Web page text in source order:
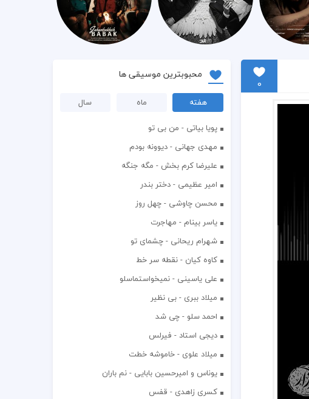
0
محبوبترین موسیقی ها
هفته ماه
سال
پویا بیاتی - من بی تو
مهدی جهانی - دیوونه بودم
علیرضا کرم بخش - مگه جنگه
امیر عظیمی - دختر بندر
محسن چاوشی - چهل روز
یاسر بینام - مهاجرت
شهرام ریحانی - چشمای تو
کاوه کیان - نقطه سر خط
علی یاسینی - نمیخواستماسلو
میلاد ببری - بی نظیر
احمد سلو - چی شد
دیجی استاد - فیرلس
میلاد علوی - خاموشه خطت
یوناس و امیرحسین بابایی - نم باران
کسری زاهدی - قفس